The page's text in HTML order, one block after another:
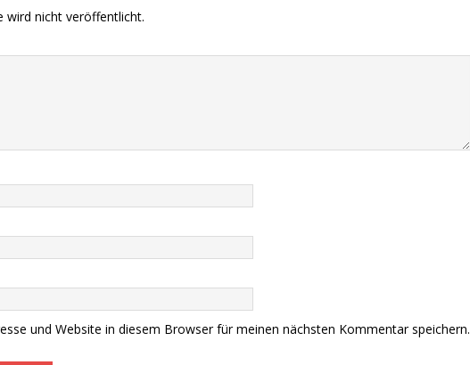
wird nicht veröffentlicht.
und Website in diesem Browser für meinen nächsten Kommentar speichern.